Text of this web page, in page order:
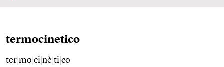
termocinetico
ter mo ci nè ti co